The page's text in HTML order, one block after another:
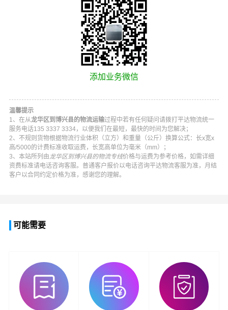
添加业务微信
温馨提示
1、在从龙华区到博兴县的物流运输过程中若有任何疑问请拨打 平达物流统一
服务电话135 3337 3334，以便我们在最短，最快的时间为您解决；
2、不规则货物根据物流行业体积（立方）和重量（公斤）换算公式：长x宽x
高/5000的计费标准收取运费，长宽高单位为毫米（mm）；
3、本站所列由龙华区到博兴县的物流专线价格与运费为参考价格，如需详细
资费标准请电话咨询客服。普通客户报价以电话咨询平达物流客服为准，月结
客户以合同约定价格为准，感谢您的理解。
可能需要